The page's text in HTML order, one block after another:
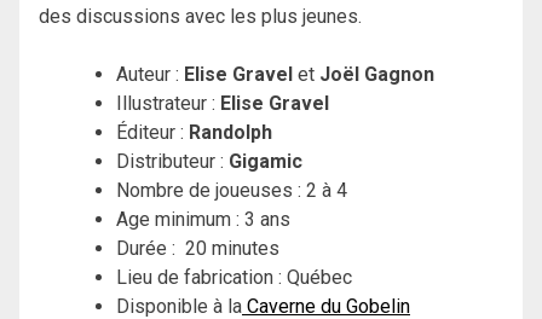
des discussions avec les plus jeunes.
Auteur : Elise Gravel et Joël Gagnon
Illustrateur : Elise Gravel
Éditeur : Randolph
Distributeur : Gigamic
Nombre de joueuses : 2 à 4
Age minimum : 3 ans
Durée : 20 minutes
Lieu de fabrication : Québec
Disponible à la Caverne du Gobelin